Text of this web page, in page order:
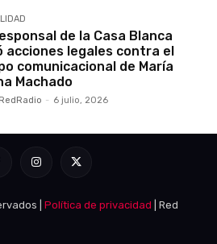
de la Casa Blanca
acciones legales contra el
comunicacional de María
Machado
- 6 julio, 2026
| Política de privacidad | Red